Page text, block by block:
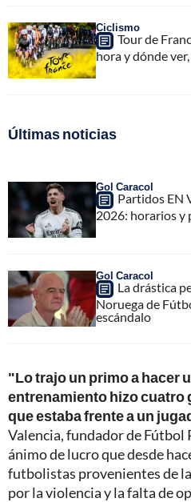
Ciclismo
Tour de
hora y dónde
Últimas noticias
Gol Caracol
Partidos EN
2026: horarios y
Gol Caracol
La drástica
Noruega de
escándalo
"Lo trajo un primo a hacer
entrenamiento hizo cuatro
que estaba frente a un
Valencia, fundador de Fútbol
ánimo de lucro que desde
futbolistas provenientes de
por la violencia y la falta de